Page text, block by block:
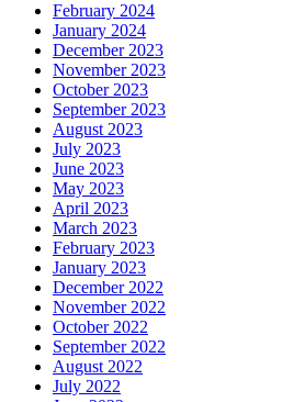
February 2024
January 2024
December 2023
November 2023
October 2023
September 2023
August 2023
July 2023
June 2023
May 2023
April 2023
March 2023
February 2023
January 2023
December 2022
November 2022
October 2022
September 2022
August 2022
July 2022